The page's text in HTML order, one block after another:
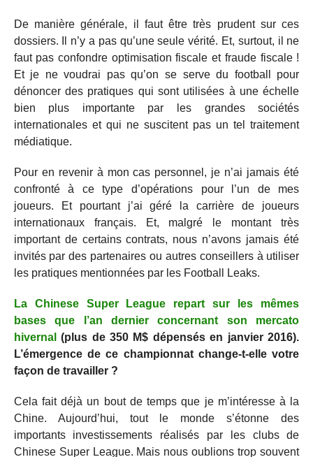
De manière générale, il faut être très prudent sur ces
dossiers. Il n’y a pas qu’une seule vérité. Et, surtout, il ne
faut pas confondre optimisation fiscale et fraude fiscale !
Et je ne voudrai pas qu’on se serve du football pour
dénoncer des pratiques qui sont utilisées à une échelle
bien plus importante par les grandes sociétés
internationales et qui ne suscitent pas un tel traitement
médiatique.
Pour en revenir à mon cas personnel, je n’ai jamais été
confronté à ce type d’opérations pour l’un de mes
joueurs. Et pourtant j’ai géré la carrière de joueurs
internationaux français. Et, malgré le montant très
important de certains contrats, nous n’avons jamais été
invités par des partenaires ou autres conseillers à utiliser
les pratiques mentionnées par les Football Leaks.
La Chinese Super League repart sur les mêmes
bases que l’an dernier concernant son mercato
hivernal (plus de 350 M$ dépensés en janvier 2016).
L’émergence de ce championnat change-t-elle votre
façon de travailler ?
Cela fait déjà un bout de temps que je m’intéresse à la
Chine. Aujourd’hui, tout le monde s’étonne des
importants investissements réalisés par les clubs de
Chinese Super League. Mais nous oublions trop souvent